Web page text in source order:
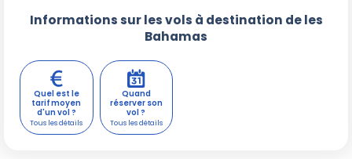
Informations sur les vols à destination de les
Bahamas
Quel est le
tarif moyen
d'un vol ?
Quand
réserver son
vol ?